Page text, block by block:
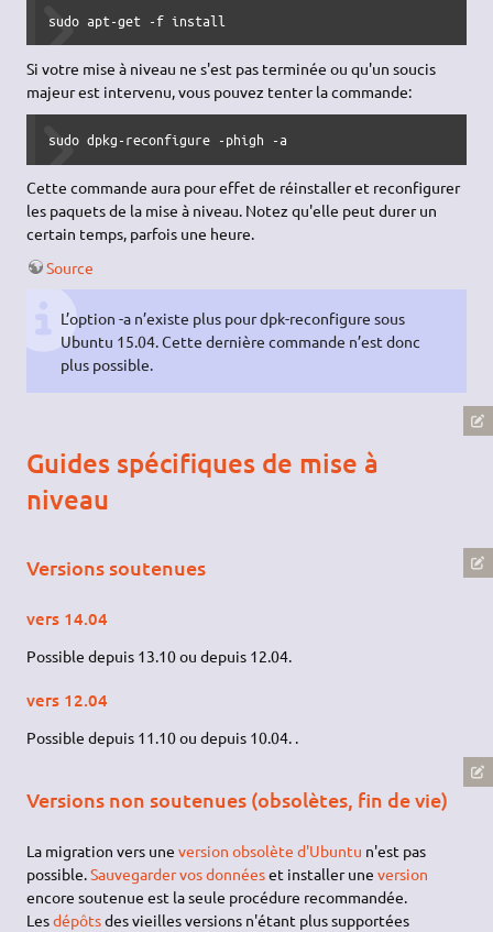
sudo apt-get -f install
Si votre mise à niveau ne s'est pas terminée ou qu'un soucis
majeur est intervenu, vous pouvez tenter la commande:
sudo dpkg-reconfigure -phigh -a
Cette commande aura pour effet de réinstaller et reconfigurer
les paquets de la mise à niveau. Notez qu'elle peut durer un
certain temps, parfois une heure.
Source
L’option -a n’existe plus pour dpk-reconfigure sous
Ubuntu 15.04. Cette dernière commande n’est donc
plus possible.
Guides spécifiques de mise à
niveau
Versions soutenues
vers 14.04
Possible depuis 13.10 ou depuis 12.04.
vers 12.04
Possible depuis 11.10 ou depuis 10.04. .
Versions non soutenues (obsolètes, fin de vie)
La migration vers uneversion obsolète d'Ubuntu n'est pas
possible.Sauvegarder vos donnéeset installer uneversion
encore soutenue est la seule procédure recommandée.
Lesdépôtsdes vieilles versions n'étant plus supportées